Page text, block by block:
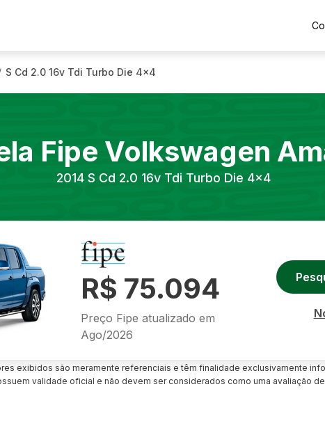
S Cd 2.0 16v Tdi Turbo Die 4x4
Fipe Volkswagen
2014 S Cd 2.0 16v Tdi Turbo Die 4x4
R$ 75.094
Preço Fipe atualizado em
Ago/2026
exibidos são meramente referenciais e têm finalidade exclusivamente
validade oficial e não devem ser considerados como uma avaliação